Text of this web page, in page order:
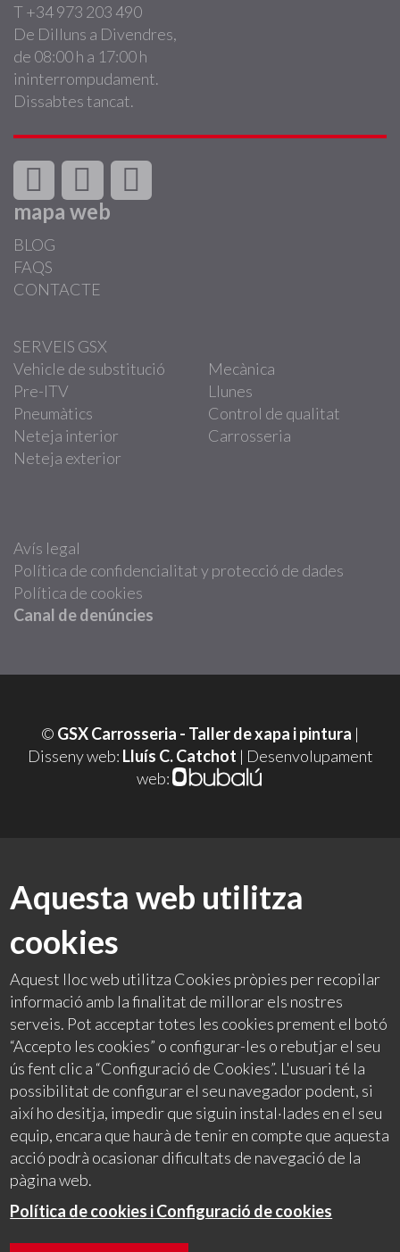
T +34 973 203 490
De Dilluns a Divendres,
de 08:00 h a 17:00 h
ininterrompudament.
Dissabtes tancat.
mapa web
BLOG
FAQS
CONTACTE
SERVEIS GSX
Vehicle de substitució
Pre-ITV
Pneumàtics
Neteja interior
Neteja exterior
Mecànica
Llunes
Control de qualitat
Carrosseria
Avís legal
Política de confidencialitat y protecció de dades
Política de cookies
Canal de denúncies
© GSX Carrosseria - Taller de xapa i pintura |
Disseny web: Lluís C. Catchot | Desenvolupament
web:
Aquesta web utilitza
cookies
Aquest lloc web utilitza Cookies pròpies per recopilar
informació amb la finalitat de millorar els nostres
serveis. Pot acceptar totes les cookies prement el botó
“Accepto les cookies” o configurar-les o rebutjar el seu
ús fent clic a “Configuració de Cookies”. L'usuari té la
possibilitat de configurar el seu navegador podent, si
així ho desitja, impedir que siguin instal·lades en el seu
equip, encara que haurà de tenir en compte que aquesta
acció podrà ocasionar dificultats de navegació de la
pàgina web.
Política de cookies i Configuració de cookies